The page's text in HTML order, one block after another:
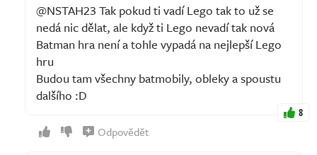
@NSTAH23 Tak pokud ti vadí Lego tak to už se
nedá nic dělat, ale když ti Lego nevadí tak nová
Batman hra není a tohle vypadá na nejlepší Lego
hru
Budou tam všechny batmobily, obleky a spoustu
dalšího :D
8
Odpovědět